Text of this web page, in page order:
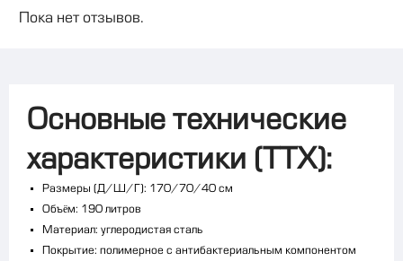
Пока нет отзывов.
Основные технические
характеристики (ТТХ):
Размеры (Д/Ш/Г): 170/70/40 см
Объём: 190 литров
Материал: углеродистая сталь
Покрытие: полимерное с антибактериальным компонентом